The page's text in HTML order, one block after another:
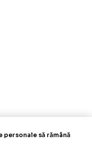
personale să rămână